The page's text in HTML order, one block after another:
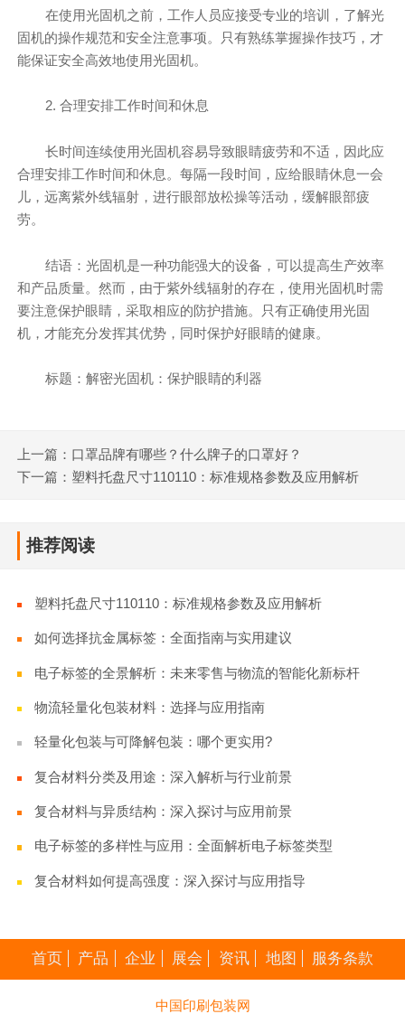
在使用光固机之前，工作人员应接受专业的培训，了解光
固机的操作规范和安全注意事项。只有熟练掌握操作技巧，才
能保证安全高效地使用光固机。
2. 合理安排工作时间和休息
长时间连续使用光固机容易导致眼睛疲劳和不适，因此应
合理安排工作时间和休息。每隔一段时间，应给眼睛休息一会
儿，远离紫外线辐射，进行眼部放松操等活动，缓解眼部疲
劳。
结语：光固机是一种功能强大的设备，可以提高生产效率
和产品质量。然而，由于紫外线辐射的存在，使用光固机时需
要注意保护眼睛，采取相应的防护措施。只有正确使用光固
机，才能充分发挥其优势，同时保护好眼睛的健康。
标题：解密光固机：保护眼睛的利器
上一篇：口罩品牌有哪些？什么牌子的口罩好？
下一篇：塑料托盘尺寸110110：标准规格参数及应用解析
推荐阅读
塑料托盘尺寸110110：标准规格参数及应用解析
如何选择抗金属标签：全面指南与实用建议
电子标签的全景解析：未来零售与物流的智能化新标杆
物流轻量化包装材料：选择与应用指南
轻量化包装与可降解包装：哪个更实用?
复合材料分类及用途：深入解析与行业前景
复合材料与异质结构：深入探讨与应用前景
电子标签的多样性与应用：全面解析电子标签类型
复合材料如何提高强度：深入探讨与应用指导
首页 产品 企业 展会 资讯 地图 服务条款
中国印刷包装网